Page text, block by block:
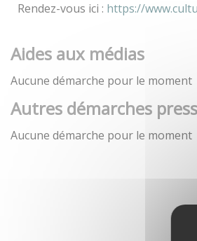
Rendez-vous ici : https://
Aides aux médias
Aucune démarche pour le moment
Autres démarches
Aucune démarche pour le moment